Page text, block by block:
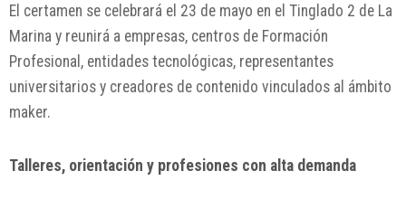
El certamen se celebrará el 23 de mayo en el Tinglado 2 de La
Marina y reunirá a empresas, centros de Formación
Profesional, entidades tecnológicas, representantes
universitarios y creadores de contenido vinculados al ámbito
maker.
Talleres, orientación y profesiones con alta demanda